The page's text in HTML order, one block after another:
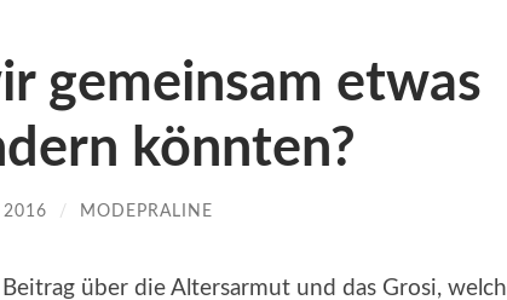
gemeinsam etwas
könnten?
2016 / MODEPRALINE
über die Altersarmut und das Grosi,